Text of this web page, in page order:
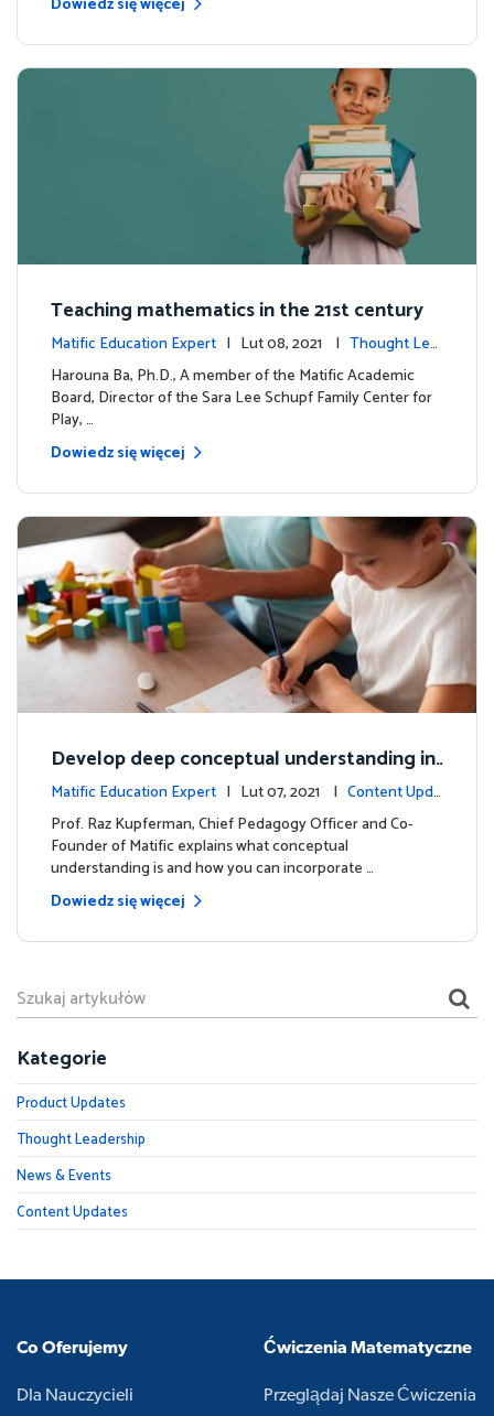
Teaching mathematics in the 21st century
Matific Education Expert | Lut 08, 2021 | Thought Lea
dership
Harouna Ba, Ph.D., A member of the Matific Academic
Board, Director of the Sara Lee Schupf Family Center for
Play, …
Dowiedz się więcej
Develop deep conceptual understanding in
mathematics
Matific Education Expert | Lut 07, 2021 | Content Upda
tes
Prof. Raz Kupferman, Chief Pedagogy Officer and Co-
Founder of Matific explains what conceptual
understanding is and how you can incorporate …
Dowiedz się więcej
Kategorie
Product Updates
Thought Leadership
News & Events
Content Updates
Co Oferujemy
Dla Nauczycieli
Ćwiczenia Matematyczne
Przeglądaj Nasze Ćwiczenia